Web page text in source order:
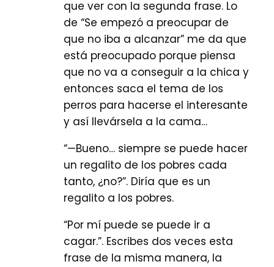
que ver con la segunda frase. Lo
de “Se empezó a preocupar de
que no iba a alcanzar” me da que
está preocupado porque piensa
que no va a conseguir a la chica y
entonces saca el tema de los
perros para hacerse el interesante
y así llevársela a la cama…
“—Bueno… siempre se puede hacer
un regalito de los pobres cada
tanto, ¿no?”. Diría que es un
regalito a los pobres.
“Por mí puede se puede ir a
cagar.”. Escribes dos veces esta
frase de la misma manera, la